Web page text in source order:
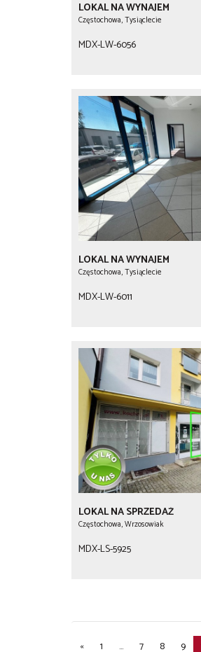
LOKAL NA WYNAJEM
Częstochowa, Tysiąclecie
MDX-LW-6056
LOKAL NA WYNAJEM
Częstochowa, Tysiąclecie
MDX-LW-6011
LOKAL NA SPRZEDAŻ
Częstochowa, Wrzosowiak
MDX-LS-5925
« 1 ... 7 8 9